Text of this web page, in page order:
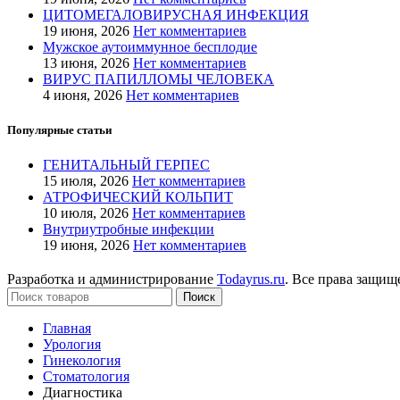
ЦИ­ТОМЕ­ГАЛО­ВИРУС­НАЯ ИН­ФЕКЦИЯ
19 июня, 2026 Нет комментариев
Мужское аутоиммунное бесплодие
13 июня, 2026 Нет комментариев
ВИРУС ПАПИЛЛОМЫ ЧЕЛОВЕКА
4 июня, 2026 Нет комментариев
Популярные статьи
ГЕ­НИТАЛЬ­НЫЙ ГЕР­ПЕС
15 июля, 2026 Нет комментариев
АТРОФИЧЕСКИЙ КОЛЬПИТ
10 июля, 2026 Нет комментариев
Внутриутробные инфекции
19 июня, 2026 Нет комментариев
Разработка и администрирование Todayrus.ru. Все права
Поиск
Главная
Урология
Гинекология
Стоматология
Диагностика